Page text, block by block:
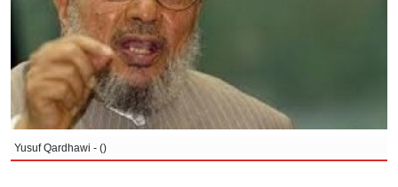
Yusuf Qardhawi - ()